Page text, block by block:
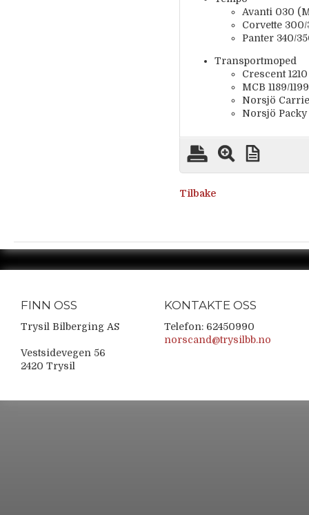
Avanti 030
Corvette
Panter 340/
Transportmoped
Crescent 1210
MCB 1189/1199
Norsjö Carrier
Norsjö Packy
Tilbake
FINN OSS
Trysil Bilberging AS
Vestsidevegen 56
2420 Trysil
KONTAKTE OSS
Telefon: 62450990
norscand@trysilbb.no